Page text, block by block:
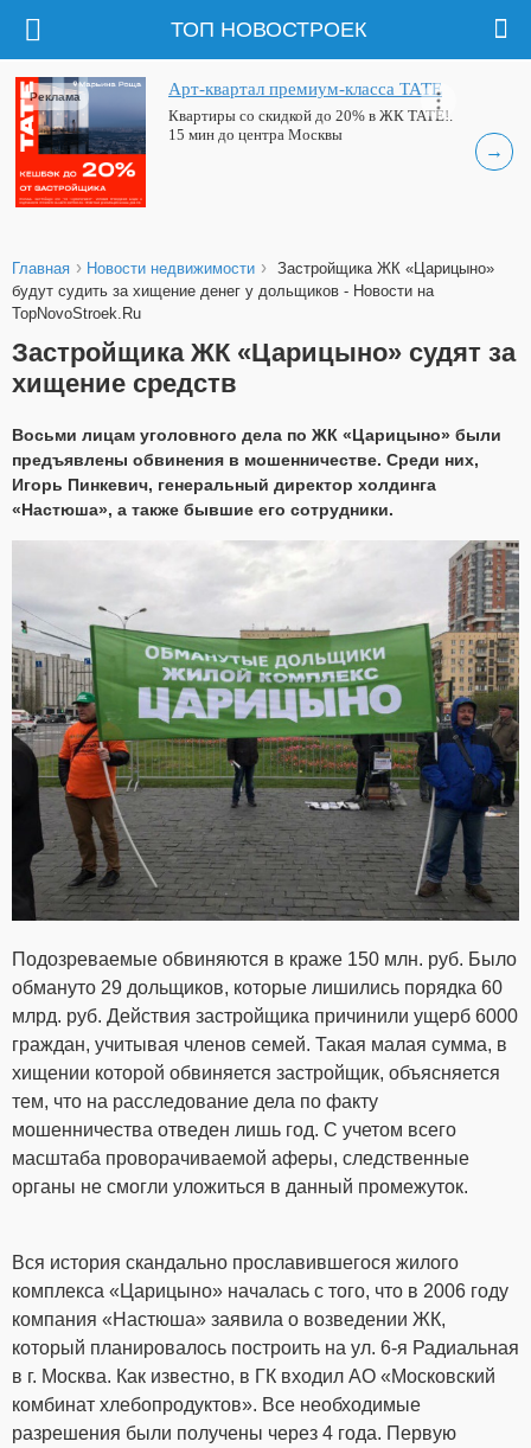
ТОП НОВОСТРОЕК
→
Арт-квартал премиум-класса ТАТЕ
Квартиры со скидкой до 20% в ЖК ТАТЕ!.
15 мин до центра Москвы
Реклама
Главная › Новости недвижимости › Застройщика ЖК «Царицыно»
будут судить за хищение денег у дольщиков - Новости на
TopNovoStroek.Ru
Застройщика ЖК «Царицыно» судят за
хищение средств
Восьми лицам уголовного дела по ЖК «Царицыно» были
предъявлены обвинения в мошенничестве. Среди них,
Игорь Пинкевич, генеральный директор холдинга
«Настюша», а также бывшие его сотрудники.
Подозреваемые обвиняются в краже 150 млн. руб. Было
обмануто 29 дольщиков, которые лишились порядка 60
млрд. руб. Действия застройщика причинили ущерб 6000
граждан, учитывая членов семей. Такая малая сумма, в
хищении которой обвиняется застройщик, объясняется
тем, что на расследование дела по факту
мошенничества отведен лишь год. С учетом всего
масштаба проворачиваемой аферы, следственные
органы не смогли уложиться в данный промежуток.
Вся история скандально прославившегося жилого
комплекса «Царицыно» началась с того, что в 2006 году
компания «Настюша» заявила о возведении ЖК,
который планировалось построить на ул. 6-я Радиальная
в г. Москва. Как известно, в ГК входил АО «Московский
комбинат хлебопродуктов». Все необходимые
разрешения были получены через 4 года. Первую